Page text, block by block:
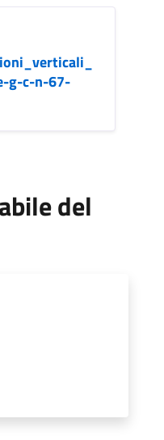
g-c-n-67-
del